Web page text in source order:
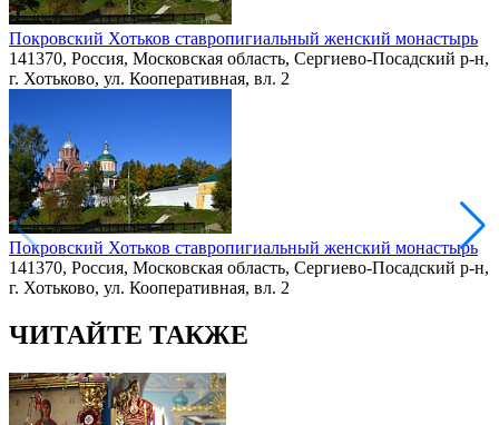
Покровский Хотьков ставропигиальный женский монастырь
141370, Россия, Московская область, Сергиево-Посадский р-н,
г. Хотьково, ул. Кооперативная, вл. 2
Покровский Хотьков ставропигиальный женский монастырь
141370, Россия, Московская область, Сергиево-Посадский р-н,
г. Хотьково, ул. Кооперативная, вл. 2
ЧИТАЙТЕ ТАКЖЕ